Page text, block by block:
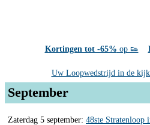
Kortingen tot -65% op 👟
Uw Loopwedstrijd in de
September
Zaterdag 5 september: 48ste Stratenloop